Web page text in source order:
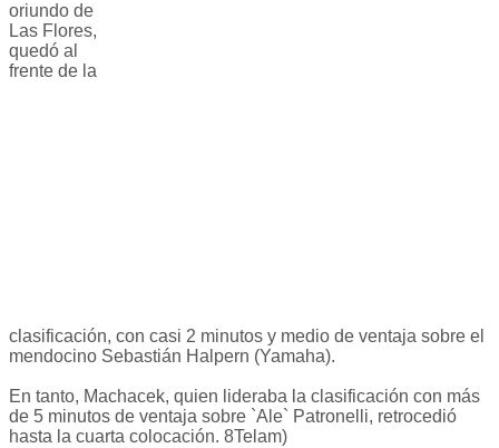
oriundo de
Las Flores,
quedó al
frente de la
clasificación, con casi 2 minutos y medio de ventaja sobre el
mendocino Sebastián Halpern (Yamaha).
En tanto, Machacek, quien lideraba la clasificación con más
de 5 minutos de ventaja sobre `Ale` Patronelli, retrocedió
hasta la cuarta colocación. 8Telam)